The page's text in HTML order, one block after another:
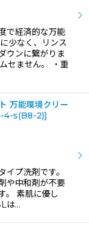
で経済的な万能
少なく、リンス
ウンに繋がりま
セません。 ・重
万能環境クリー
4-s(B8-2)]
プ洗剤です。
や中和剤が不要
。 素肌に優し
は…